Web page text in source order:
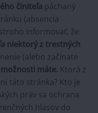
činiteľa páchaný
(absencia
informovať, že
niektorý z trestných
(alebo začínate
máte. Ktorá z
táto stránka? Kto je
práv sa ochrana
hlasov do